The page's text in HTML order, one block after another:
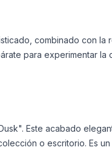
combinado con
para experimentar
Este acabado
o escritorio. Es